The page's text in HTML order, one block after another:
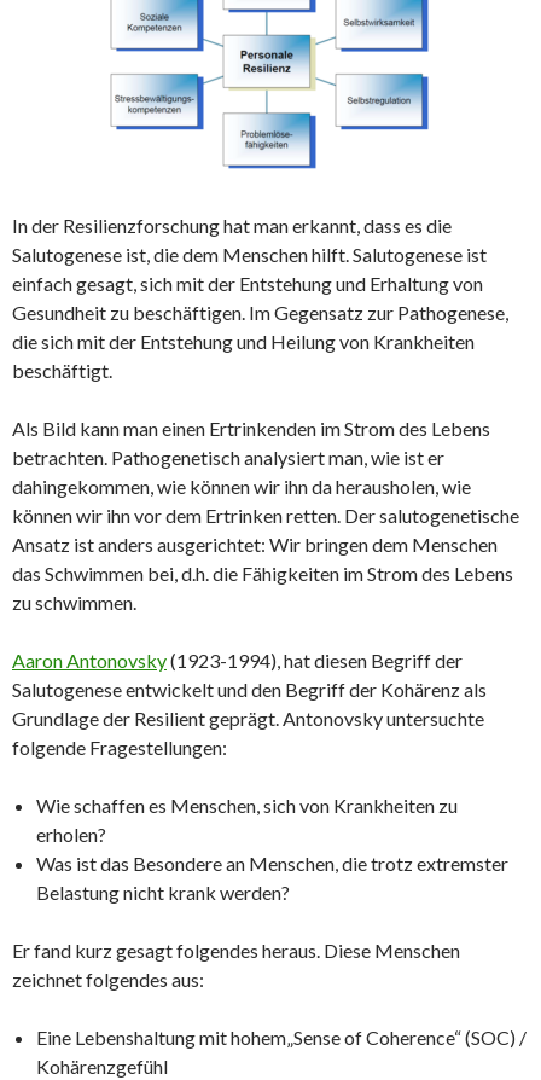
In der Resilienzforschung hat man erkannt, dass es die
Salutogenese ist, die dem Menschen hilft. Salutogenese ist
einfach gesagt, sich mit der Entstehung und Erhaltung von
Gesundheit zu beschäftigen. Im Gegensatz zur Pathogenese,
die sich mit der Entstehung und Heilung von Krankheiten
beschäftigt.
Als Bild kann man einen Ertrinkenden im Strom des Lebens
betrachten. Pathogenetisch analysiert man, wie ist er
dahingekommen, wie können wir ihn da herausholen, wie
können wir ihn vor dem Ertrinken retten. Der salutogenetische
Ansatz ist anders ausgerichtet: Wir bringen dem Menschen
das Schwimmen bei, d.h. die Fähigkeiten im Strom des Lebens
zu schwimmen.
Aaron Antonovsky(1923-1994), hat diesen Begriff der
Salutogenese entwickelt und den Begriff der Kohärenz als
Grundlage der Resilient geprägt. Antonovsky untersuchte
folgende Fragestellungen:
Wie schaffen es Menschen, sich von Krankheiten zu
erholen?
Was ist das Besondere an Menschen, die trotz extremster
Belastung nicht krank werden?
Er fand kurz gesagt folgendes heraus. Diese Menschen
zeichnet folgendes aus:
Eine Lebenshaltung mit hohem„Sense of Coherence“ (SOC) /
Kohärenzgefühl